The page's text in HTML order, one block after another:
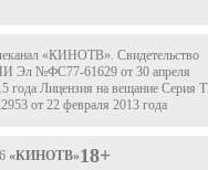
«КИНОТВ». Свидетельство
Эл №ФС77-61629 от 30 апреля
года Лицензия на вещание Серия
от 22 февраля 2013 года
«КИНОТВ»18+